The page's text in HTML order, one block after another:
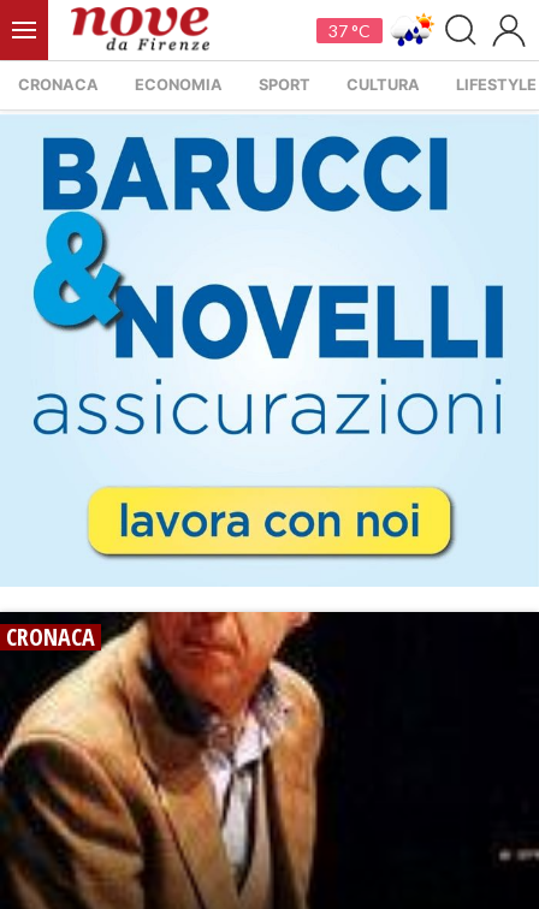
37 °C
CRONACA ECONOMIA SPORT CULTURA LIFESTYLE
CRONACA